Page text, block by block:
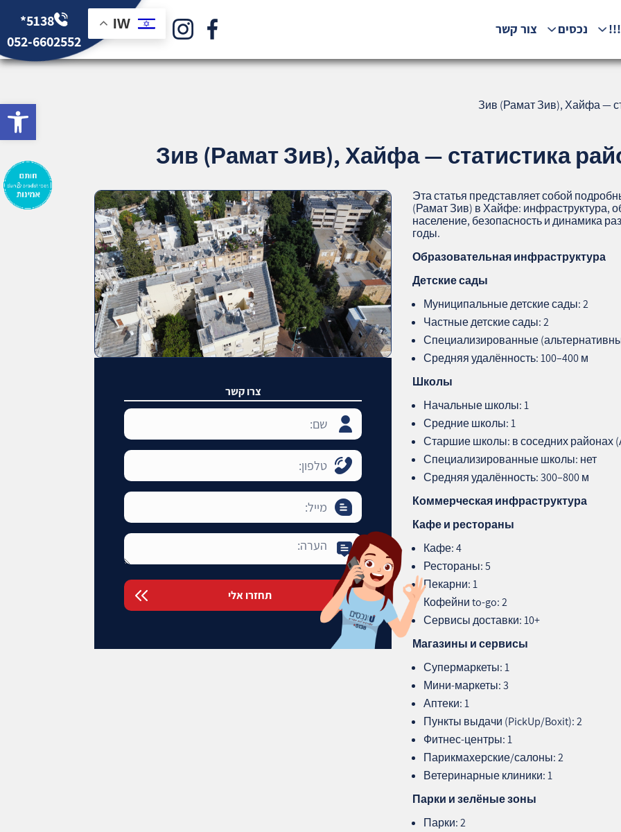
נכסים צור קשר IW
*5138
052-6602552
Зив (Рамат Зив), Хайфа —
Зив (Рамат Зив), Хайфа — статистика
Эта статья представляет собой
(Рамат Зив) в Хайфе: инфраструктура,
население, безопасность и динамика
годы.
Образовательная инфраструктура
Детские сады
Муниципальные детские сады: 2
Частные детские сады: 2
Специализированные
Средняя удалённость: 100–400 м
Школы
Начальные школы: 1
Средние школы: 1
Старшие школы: в соседних районах
Специализированные школы: нет
Средняя удалённость: 300–800 м
Коммерческая инфраструктура
Кафе и рестораны
Кафе: 4
Рестораны: 5
Пекарни: 1
Кофейни to‑go: 2
Сервисы доставки: 10+
Магазины и сервисы
Супермаркеты: 1
Мини‑маркеты: 3
Аптеки: 1
Пункты выдачи (PickUp/Boxit): 2
Фитнес‑центры: 1
Парикмахерские/салоны: 2
Ветеринарные клиники: 1
Парки и зелёные зоны
Парки: 2
צרו קשר